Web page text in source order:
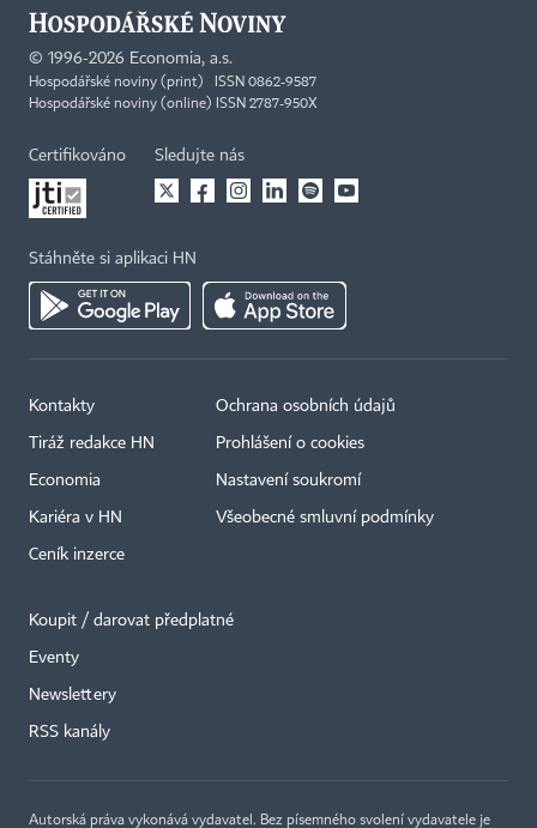
© 1996-2026 Economia, a.s.
Hospodářské noviny (print) ISSN 0862-9587
Hospodářské noviny (online) ISSN 2787-950X
Certifikováno Sledujte nás
Stáhněte si aplikaci HN
Kontakty
Tiráž redakce HN
Economia
Kariéra v HN
Ceník inzerce
Ochrana osobních údajů
Prohlášení o cookies
Nastavení soukromí
Všeobecné smluvní podmínky
Koupit / darovat předplatné
Eventy
Newslettery
RSS kanály
Autorská práva vykonává vydavatel. Bez písemného svolení vydavatele je